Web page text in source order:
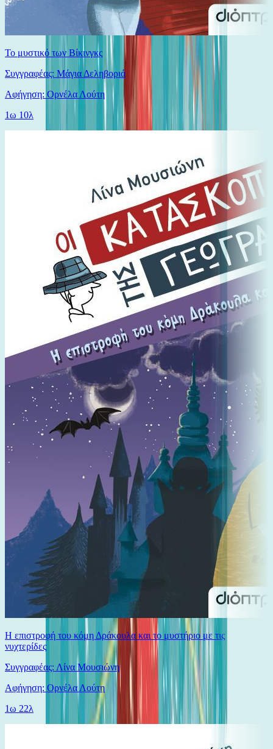
Το μυστικό των Βίκινγκς
Συγγραφέας: Μάγια Δεληβοριά
Αφήγηση: Ορνέλα Λούτη
1ω 10λ
Η επιστροφή του κόμη Δράκουλα και το μυστήριο με τις
νυχτερίδες
Συγγραφέας: Λίνα Μουσιώνη
Αφήγηση: Ορνέλα Λούτη
1ω 22λ